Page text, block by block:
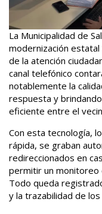
La Municipalidad de
modernización
de la atención
canal telefónico
notablemente la
respuesta y
eficiente entre el
Con esta tecnología,
rápida, se graban
redireccionados en
permitir un monitoreo
Todo queda
y la trazabilidad de